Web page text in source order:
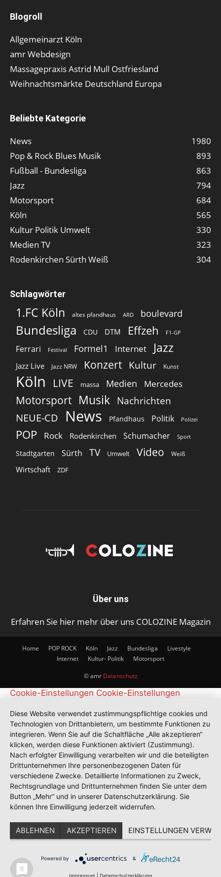
Blogroll
Allgemeinarzt Köln
amr Webdesign
Massagepraxis Astrid Mull Ostfriesland
Weihnachtsmärkte Deutschland Europa
Beliebte Kategorie
News
1980
Pop & Rock Blues Musik
893
Fußball - Bundesliga
863
Jazz
794
Motorsport
684
Köln
565
Kultur Politik Umwelt
330
Medien TV
323
Rodenkirchen Sürth Weiß
304
Schlagwörter
1.FC Köln altes pfandhaus ARD boulevard
Bundesliga CDU DTM Effzeh F1-GP
Ferrari Festival Formel1 Internet Jazz
Jazz Live Jazz NRW Konzert Kultur Kunst
Köln LIVE massa Medien Mercedes
Motorsport Musik Nachrichten
NEUE-CD
News Pfandhaus Politik Polizei
POP Rock Rodenkirchen Schumacher Sport
Stadtgarten Sürth TV Umwelt Video Weiß
Wirtschaft ZDF
Über uns
Erfahren Sie hier mehr über uns COLOZINE Magazin
Home POP ROCK Köln Jazz Bundesliga
Livestyle
Internet
Kultur- Politik Motorsport
© amr Datenschutz
Cookie-Einstellungen Cookie-Einstellungen
Diese Website verwendet zustimmungspflichtige cookies und
Technologien von Drittanbietern, um bestimmte Funktionen zu
integrieren. Wenn Sie auf die Schaltfläche „Alle akzeptieren“
klicken, werden diese Funktionen aktiviert (Zustimmung).
Nach erfolgter Einwilligung verarbeiten wir und die beteiligten
Drittunternehmen Ihre personenbezogenen Daten für
verschiedene Zwecke. Detaillierte Informationen zu Zweck,
Rechtsgrundlage und Drittunternehmen finden Sie unter dem
Button „Mehr“ und in unserer Datenschutzerklärung. Sie
können Ihre Einwilligung jederzeit widerrufen.
ABLEHNEN AKZEPTIEREN EINSTELLUNGEN
Powered by &
Impressum Datenschutzerklärung